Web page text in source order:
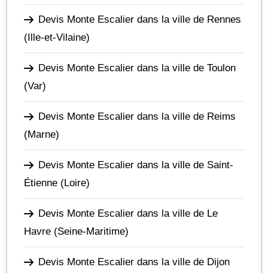
Devis Monte Escalier dans la ville de Rennes
(Ille-et-Vilaine)
Devis Monte Escalier dans la ville de Toulon
(Var)
Devis Monte Escalier dans la ville de Reims
(Marne)
Devis Monte Escalier dans la ville de Saint-
Étienne (Loire)
Devis Monte Escalier dans la ville de Le
Havre (Seine-Maritime)
Devis Monte Escalier dans la ville de Dijon